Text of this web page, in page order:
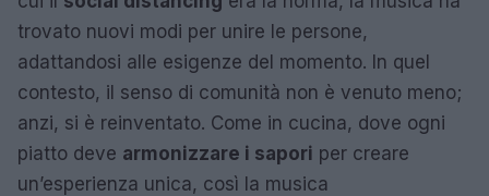
trovato nuovi modi per unire le persone,
adattandosi alle esigenze del momento. In quel
contesto, il senso di comunità non è venuto meno;
anzi, si è reinventato. Come in cucina, dove ogni
piatto deve armonizzare i sapori per creare
un’esperienza unica, così la musica